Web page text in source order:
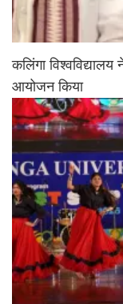
कलिंगा
आयोजन किया